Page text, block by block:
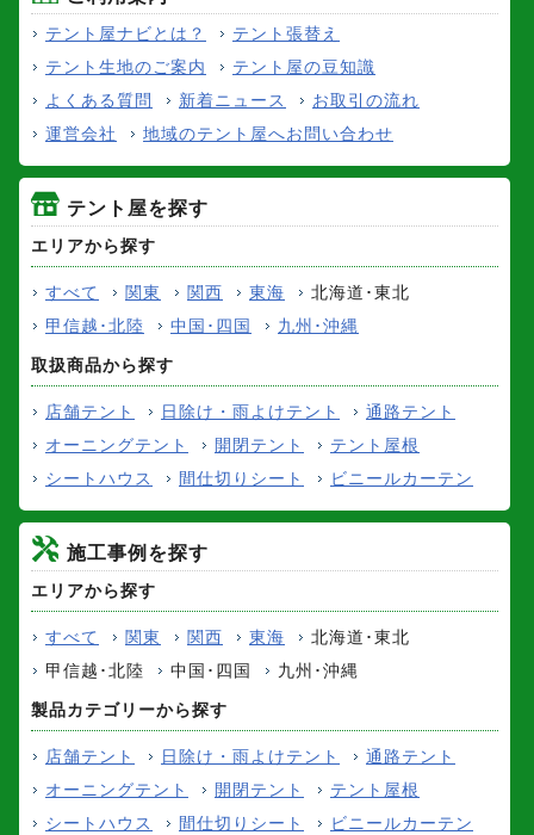
テント屋ナビとは？
テント張替え
テント生地のご案内
テント屋の豆知識
よくある質問
新着ニュース
お取引の流れ
運営会社
地域のテント屋へお問い合わせ
テント屋を探す
エリアから探す
すべて 関東 関西 東海
北海道･東北
甲信越･北陸
中国･四国 九州･沖縄
取扱商品から探す
店舗テント 日除け・雨よけテント
通路テント
オーニングテント
開閉テント
テント屋根
シートハウス
間仕切りシート ビニールカーテン
施工事例を探す
エリアから探す
すべて 関東 関西 東海
北海道･東北
甲信越･北陸
中国･四国 九州･沖縄
製品カテゴリーから探す
店舗テント 日除け・雨よけテント
通路テント
オーニングテント
開閉テント
テント屋根
シートハウス
間仕切りシート ビニールカーテン